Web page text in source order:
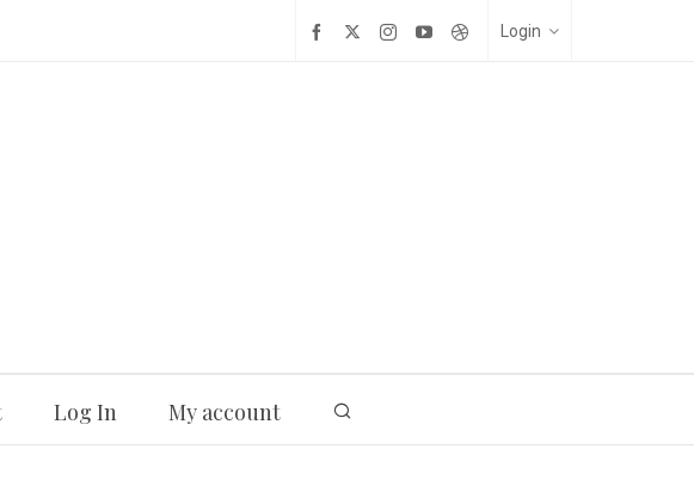
Login
Log In My account